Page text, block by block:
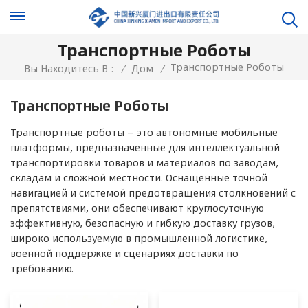
Транспортные Роботы
Вы Находитесь В : / Дом / Транспортные Роботы
Транспортные Роботы
Транспортные роботы — это автономные мобильные
платформы, предназначенные для интеллектуальной
транспортировки товаров и материалов по заводам,
складам и сложной местности. Оснащенные точной
навигацией и системой предотвращения столкновений с
препятствиями, они обеспечивают круглосуточную
эффективную, безопасную и гибкую доставку грузов,
широко используемую в промышленной логистике,
военной поддержке и сценариях доставки по
требованию.